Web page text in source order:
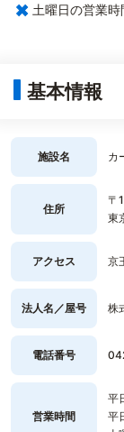
× 土曜日の営業
基本情報
施設名 カ
住所
〒
東
アクセス 京
法人名／屋号 株
電話番号
営業時間
平
平